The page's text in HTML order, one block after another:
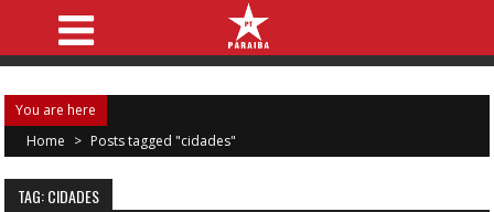
You are here
Home > Posts tagged "cidades"
TAG: CIDADES